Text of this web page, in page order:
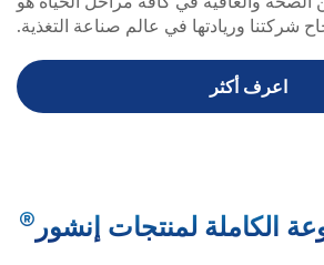
شركتنا وريادتها في عالم صناعة التغذية.
اعرف أكثر
الكاملة لمنتجات إنشور ®